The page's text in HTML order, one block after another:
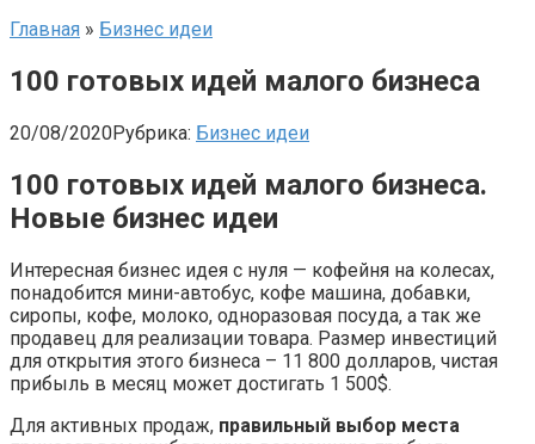
Главная » Бизнес идеи
100 готовых идей малого бизнеса
20/08/2020Рубрика: Бизнес идеи
100 готовых идей малого бизнеса.
Новые бизнес идеи
Интересная бизнес идея с нуля — кофейня на колесах,
понадобится мини-автобус, кофе машина, добавки,
сиропы, кофе, молоко, одноразовая посуда, а так же
продавец для реализации товара. Размер инвестиций
для открытия этого бизнеса – 11 800 долларов, чистая
прибыль в месяц может достигать 1 500$.
Для активных продаж, правильный выбор места